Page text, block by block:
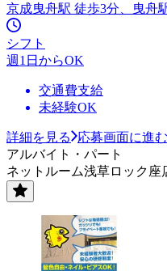
京成曳舟駅 徒歩3分、曳舟
シフト
週1日からOK
交通費支給
未経験OK
詳細を見る
応募画面に進む
アルバイト・パート
ネットルーム浅草ロック座